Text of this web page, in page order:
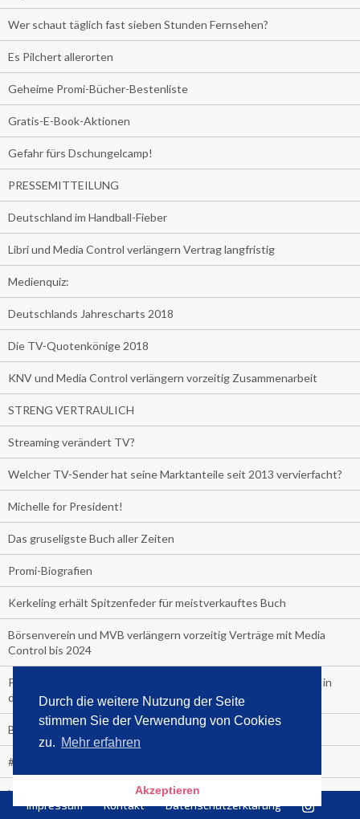
Durch die weitere Nutzung der Seite
stimmen Sie der Verwendung von Cookies
zu. Mehr erfahren
Akzeptieren
Wer schaut täglich fast sieben Stunden Fernsehen?
Es Pilchert allerorten
Geheime Promi-Bücher-Bestenliste
Gratis-E-Book-Aktionen
Gefahr fürs Dschungelcamp!
PRESSEMITTEILUNG
Deutschland im Handball-Fieber
Libri und Media Control verlängern Vertrag langfristig
Medienquiz:
Deutschlands Jahrescharts 2018
Die TV-Quotenkönige 2018
KNV und Media Control verlängern vorzeitig Zusammenarbeit
STRENG VERTRAULICH
Streaming verändert TV?
Welcher TV-Sender hat seine Marktanteile seit 2013 vervierfacht?
Michelle for President!
Das gruseligste Buch aller Zeiten
Promi-Biografien
Kerkeling erhält Spitzenfeder für meistverkauftes Buch
Börsenverein und MVB verlängern vorzeitig Verträge mit Media
Control bis 2024
PocketBook, Ceebo und Umbreit bringen Hörbuch-Downloads in
die Cloud
Bella Bella
#1-Bestseller: "Das ist Alpha!" von Kollegah
Hammer! "Fear: Trump in the White House" (auf Englisch) von
Watergate-Urgestein
Impressum Kontakt Datenschutzerklärung